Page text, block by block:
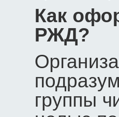
Как
РЖД?
группы